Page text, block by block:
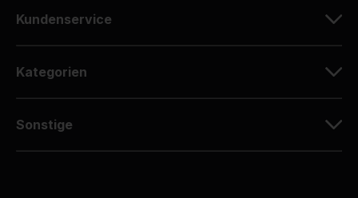
Kundenservice
Kategorien
Sonstige